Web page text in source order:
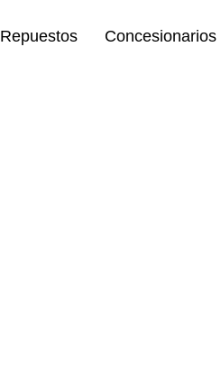
Repuestos Concesionarios